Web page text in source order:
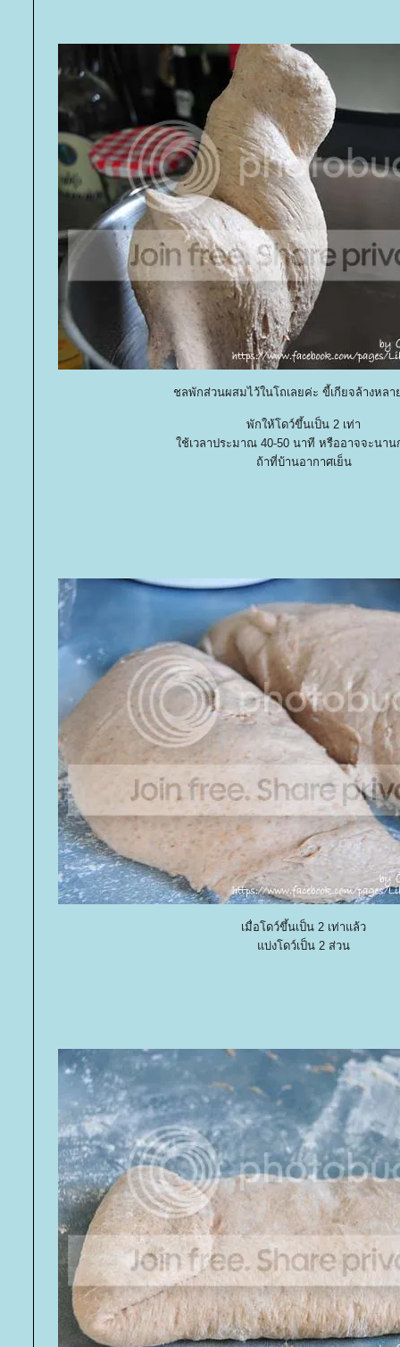
ชลพักส่วนผสมไว้ในโถเลยค่ะ ขี้เกียจล้างหลา
พักให้โดว์ขึ้นเป็น 2 เท่า
ช้เวลาประมาณ 40-50 นาที หรืออาจจะนาน
ถ้าที่บ้านอากาศเย็น
เมื่อโดว์ขึ้นเป็น 2 เท่าแล้ว
บ่งโดว์เป็น 2 ส่วน